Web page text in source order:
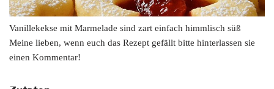
Vanillekekse mit Marmelade sind zart einfach himmlisch süß
Meine lieben, wenn euch das Rezept gefällt bitte hinterlassen sie
einen Kommentar!